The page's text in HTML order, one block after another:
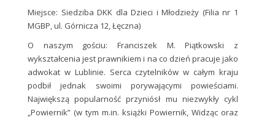
Miejsce: Siedziba DKK dla Dzieci i Młodzieży (Filia nr 1
MGBP, ul. Górnicza 12, Łęczna)
O naszym gościu: Franciszek M. Piątkowski z
wykształcenia jest prawnikiem i na co dzień pracuje jako
adwokat w Lublinie. Serca czytelników w całym kraju
podbił jednak swoimi porywającymi powieściami.
Największą popularność przyniósł mu niezwykły cykl
„Powiernik” (w tym m.in. książki Powiernik, Widząc oraz